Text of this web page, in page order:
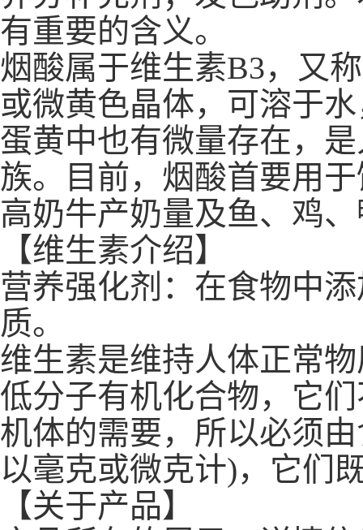
有重要的含义。
烟酸属于维生素B3，又
或微黄色晶体，可溶于
蛋黄中也有微量存在，
族。目前，烟酸首要用
高奶牛产奶量及鱼、鸡
【维生素介绍】
营养强化剂：在食物中
质。
维生素是维持人体正常
低分子有机化合物，它
机体的需要，所以必须
以毫克或微克计)，它们
【关于产品】